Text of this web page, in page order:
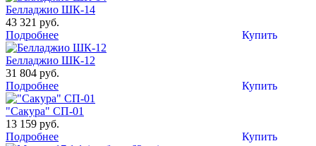
Белладжио ШК-14
43 321 руб.
Купить
Подробнее
Белладжио ШК-12
31 804 руб.
Купить
Подробнее
"Сакура" СП-01
13 159 руб.
Купить
Подробнее